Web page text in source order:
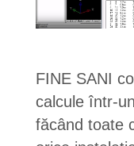
FINE SANI
calcule într-
făcând toate